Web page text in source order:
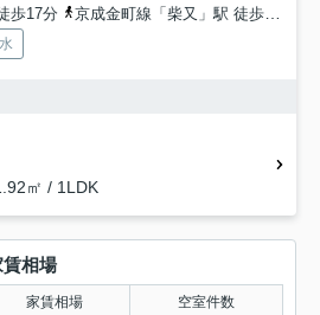
歩17分
京成金町線「柴又」駅 徒歩38分
㎡ / 1LDK
相場
家賃相場 空室件数